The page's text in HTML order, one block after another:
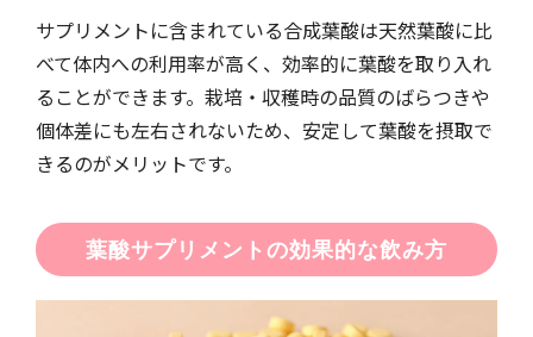
サプリメントに含まれている合成葉酸は天然葉酸に比
べて体内への利用率が高く、効率的に葉酸を取り入れ
ることができます。栽培・収穫時の品質のばらつきや
個体差にも左右されないため、安定して葉酸を摂取で
きるのがメリットです。
葉酸サプリメントの効果的な飲み方